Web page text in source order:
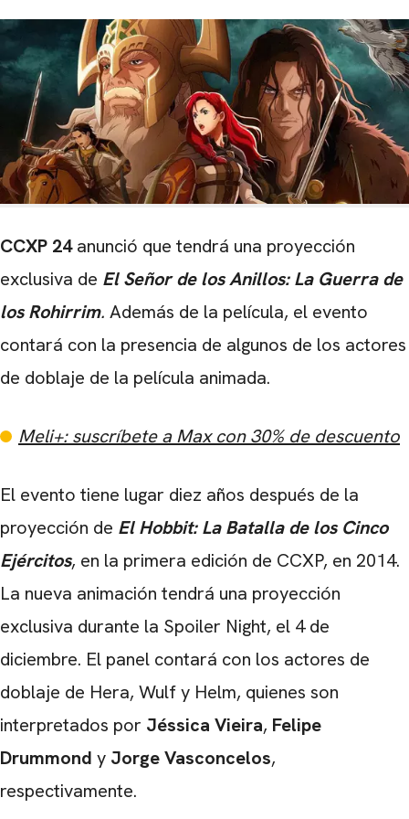
CCXP 24anunció que tendrá una proyección
exclusiva de El Señor de los Anillos: La Guerra de
los Rohirrim. Además de la película, el evento
contará con la presencia de algunos de los actores
de doblaje de la película animada.
Meli+: suscríbete a Max con 30% de descuento
El evento tiene lugar diez años después de la
proyección de El Hobbit: La Batalla de los Cinco
Ejércitos, en la primera edición de CCXP, en 2014.
La nueva animación tendrá una proyección
exclusiva durante la Spoiler Night, el 4 de
diciembre. El panel contará con los actores de
doblaje de Hera, Wulf y Helm, quienes son
interpretados por Jéssica Vieira, Felipe
Drummond y Jorge Vasconcelos,
respectivamente.